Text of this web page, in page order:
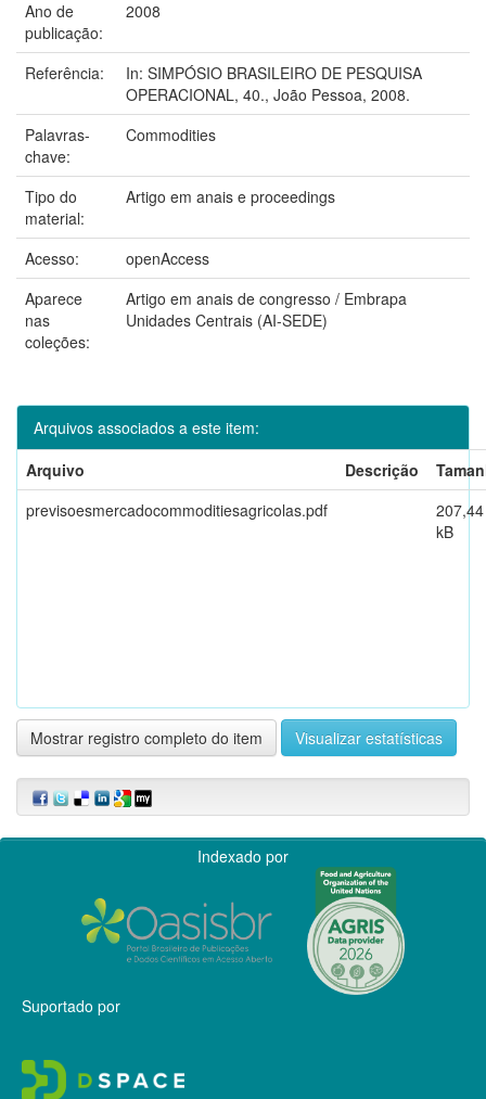
Ano de
publicação:
2008
Referência:
In: SIMPÓSIO BRASILEIRO DE PESQUISA
OPERACIONAL, 40., João Pessoa, 2008.
Palavras-
chave:
Commodities
Tipo do
material:
Artigo em anais e proceedings
Acesso:
openAccess
Aparece
nas
coleções:
Artigo em anais de congresso / Embrapa
Unidades Centrais (AI-SEDE)
Arquivos associados a este item:
Arquivo
Descrição
previsoesmercadocommoditiesagricolas.pdf
207,44
kB
Mostrar registro completo do item Visualizar estatísticas
Indexado por
Suportado por